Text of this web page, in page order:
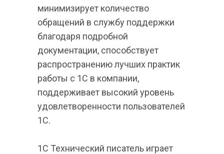
минимизирует количество
обращений в службу поддержки
благодаря подробной
документации, способствует
распространению лучших практик
работы с 1С в компании,
поддерживает высокий уровень
удовлетворенности пользователей
1С.
1С Технический писатель играет